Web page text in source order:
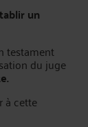
un
testament
du juge
à cette